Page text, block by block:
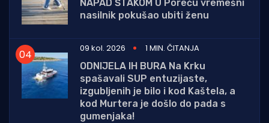
NAPAD ŠTAKOM U Poreču vremešni
nasilnik pokušao ubiti ženu
09 kol. 2026
1 MIN. ČITANJA
ODNIJELA IH BURA Na Krku
spašavali SUP entuzijaste,
izgubljenih je bilo i kod Kaštela, a
kod Murtera je došlo do pada s
gumenjaka!